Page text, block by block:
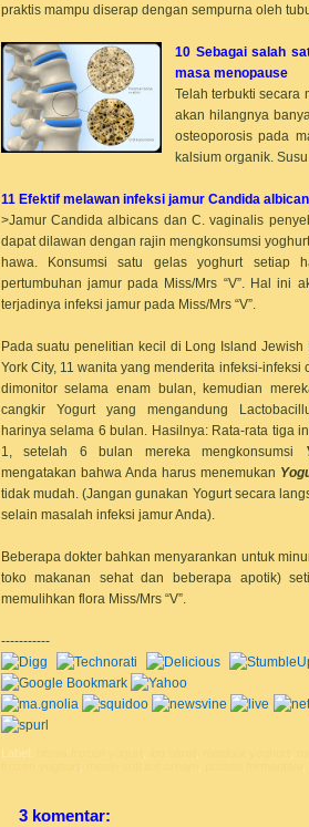
praktis mampu diserap dengan sempurna oleh
10 Sebagai salah
masa menopause
Telah terbukti secara
akan hilangnya
osteoporosis pada
kalsium organik.
11 Efektif melawan infeksi jamur Candida
>Jamur Candida albicans dan C. vaginalis
dapat dilawan dengan rajin mengkonsumsi
hawa. Konsumsi satu gelas yoghurt setiap
pertumbuhan jamur pada Miss/Mrs “V”. Hal ini
terjadinya infeksi jamur pada Miss/Mrs “V”.
Pada suatu penelitian kecil di Long Island
York City, 11 wanita yang menderita infeksi-infeksi
dimonitor selama enam bulan, kemudian
cangkir Yogurt yang mengandung
harinya selama 6 bulan. Hasilnya: Rata-rata tiga
1, setelah 6 bulan mereka mengkonsumsi
mengatakan bahwa Anda harus menemukan
tidak mudah. (Jangan gunakan Yogurt secara
selain masalah infeksi jamur Anda).
Beberapa dokter bahkan menyarankan untuk
toko makanan sehat dan beberapa apotik)
memulihkan flora Miss/Mrs “V”.
-----------
Label:
3 komentar: